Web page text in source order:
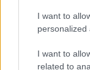
I want to
personalized
I want to
related to
Η